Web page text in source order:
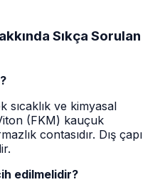
Sıkça Sorulan
ve kimyasal
(FKM) kauçuk
contasıdır. Dış çapı
edilmelidir?